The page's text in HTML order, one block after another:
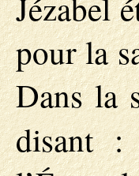
pour la
Dans la
disant